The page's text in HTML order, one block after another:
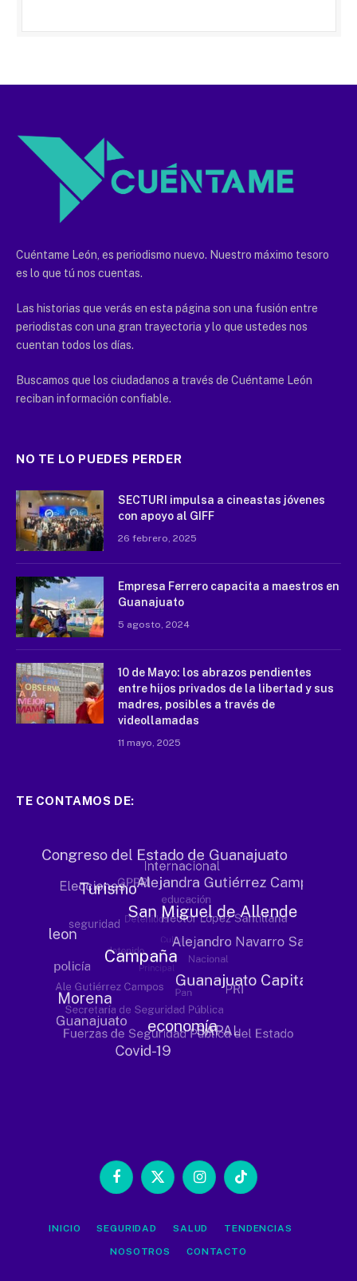
Cuéntame León, es periodismo nuevo. Nuestro máximo tesoro
es lo que tú nos cuentas.
Las historias que verás en esta página son una fusión entre
periodistas con una gran trayectoria y lo que ustedes nos
cuentan todos los días.
Buscamos que los ciudadanos a través de Cuéntame León
reciban información confiable.
NO TE LO PUEDES PERDER
SECTURI impulsa a cineastas jóvenes
con apoyo al GIFF
26 febrero, 2025
Empresa Ferrero capacita a maestros en
Guanajuato
5 agosto, 2024
10 de Mayo: los abrazos pendientes
entre hijos privados de la libertad y sus
madres, posibles a través de
videollamadas
11 mayo, 2025
TE CONTAMOS DE:
Facebook
X
InstagramTikTok
INICIO SEGURIDAD SALUD TENDENCIAS
NOSOTROS CONTACTO